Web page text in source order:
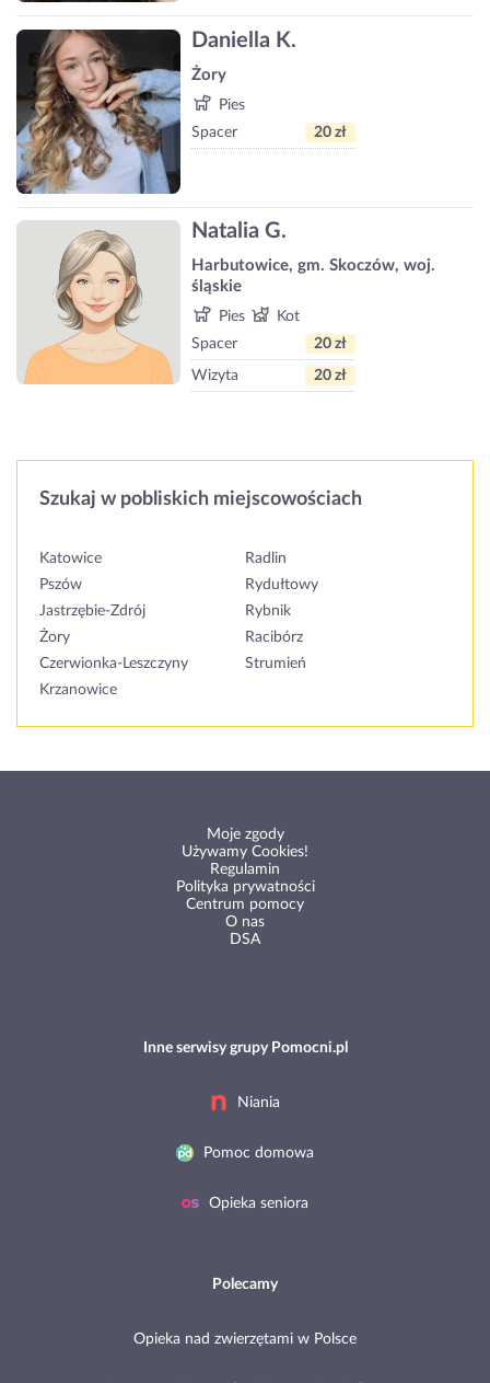
Daniella K.
Żory
Pies
Spacer
20 zł
Natalia G.
Harbutowice, gm. Skoczów, woj.
śląskie
Pies
Kot
Spacer
20 zł
Wizyta 20 zł
Szukaj w pobliskich miejscowościach
Katowice
Radlin
Pszów
Rydułtowy
Jastrzębie-Zdrój
Rybnik
Żory
Racibórz
Czerwionka-Leszczyny
Strumień
Krzanowice
Moje zgody
Używamy Cookies!
Regulamin
Polityka prywatności
Centrum pomocy
O nas
DSA
Inne serwisy grupy Pomocni.pl
Niania
Pomoc domowa
Opieka seniora
Polecamy
Opieka nad zwierzętami w Polsce